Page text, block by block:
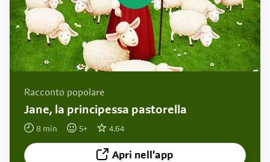
Racconto popolare
Jane, la principessa pastorella
8 min 5+ 4.64
Apri nell'app